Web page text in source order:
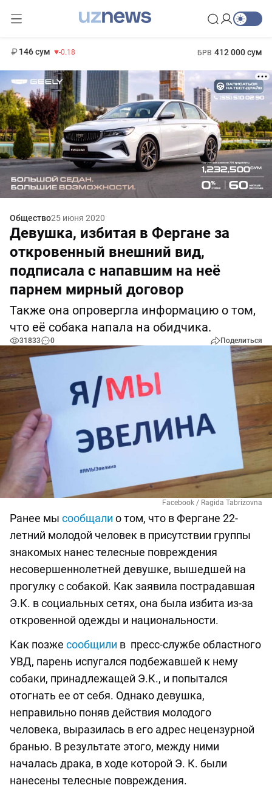
146 сум -0.18 БРВ 412 000 сум
Общество25 июня 2020
Девушка, избитая в Фергане за
откровенный внешний вид,
подписала с напавшим на неё
парнем мирный договор
Также она опровергла информацию о том,
что её собака напала на обидчика.
31833 0 Поделиться
Facebook / Ragida Tabrizovna
Ранее мы сообщали о том, что в Фергане 22-
летний молодой человек в присутствии группы
знакомых нанес телесные повреждения
несовершеннолетней девушке, вышедшей на
прогулку с собакой. Как заявила пострадавшая
Э.К. в социальных сетях, она была избита из-за
откровенной одежды и национальности.
Как позже сообщили в пресс-службе областного
УВД, парень испугался подбежавшей к нему
собаки, принадлежащей Э.К., и попытался
отогнать ее от себя. Однако девушка,
неправильно поняв действия молодого
человека, выразилась в его адрес нецензурной
бранью. В результате этого, между ними
началась драка, в ходе которой Э. К. были
нанесены телесные повреждения.